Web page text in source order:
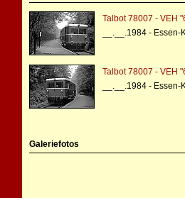
Talbot 78007 - VEH
__.__.1984 -
Talbot 78007 - VEH
__.__.1984 -
Galeriefotos